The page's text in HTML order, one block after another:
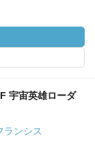
宇宙英雄ローダ
ランシス